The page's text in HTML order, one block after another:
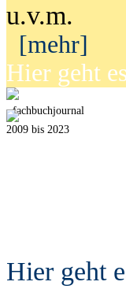
u.v.m.
[mehr]
Hier geht
fachbuchjournal
2009 bis 2023
Hier geht